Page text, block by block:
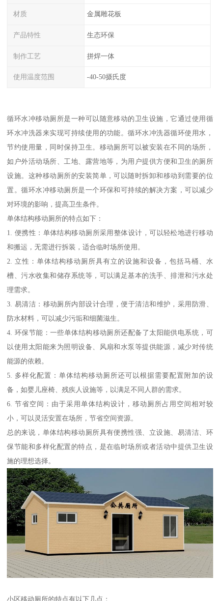
材质 金属雕花板
产品特性 生态环保
制作工艺 拼焊一体
使用温度范围 -40-50摄氏度
循环水冲移动厕所是一种可以随意移动的卫生设施，它通过使用循
环水冲洗器来实现可持续使用的功能。循环水冲洗器循环使用水，
节约使用量，同时保持卫生。移动厕所可以被安装在不同的场所，
如户外活动场所、工地、露营地等，为用户提供方便和卫生的厕所
设施。这种移动厕所的安装简单，可以随时拆卸和移动到需要的位
置。循环水冲移动厕所是一个环保和可持续的解决方案，可以减少
对环境的影响，提高卫生条件。
单体结构移动厕所的特点如下：
1. 便携性：单体结构移动厕所采用整体设计，可以轻松地进行移动
和搬运，无需进行拆装，适合临时场所使用。
2. 立性：单体结构移动厕所具有立的设施和设备，包括马桶、水
槽、污水收集和储存系统等，可以满足基本的洗手、排泄和污水处
理需求。
3. 易清洁：移动厕所内部设计合理，便于清洁和维护，采用防滑、
防水材料，可以减少污垢和细菌滋生。
4. 环保节能：一些单体结构移动厕所还配备了太阳能供电系统，可
以使用太阳能来为照明设备、风扇和水泵等提供能源，减少对传统
能源的依赖。
5. 多样化配置：单体结构移动厕所还可以根据需要配置附加的设
备，如婴儿座椅、残疾人设施等，以满足不同人群的需求。
6. 节省空间：由于采用单体结构设计，移动厕所占用空间相对较
小，可以灵活安置在场所，节省空间资源。
总的来说，单体结构移动厕所具有便携性强、立设施、易清洁、环
保节能和多样化配置的特点，是在临时场所或者活动中提供卫生设
施的理想选择。
小区移动厕所的特点有以下几点：